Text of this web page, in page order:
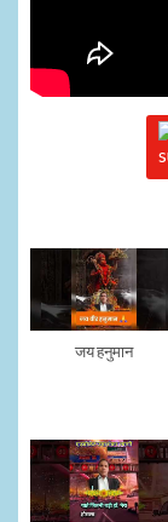
जय हनुमान